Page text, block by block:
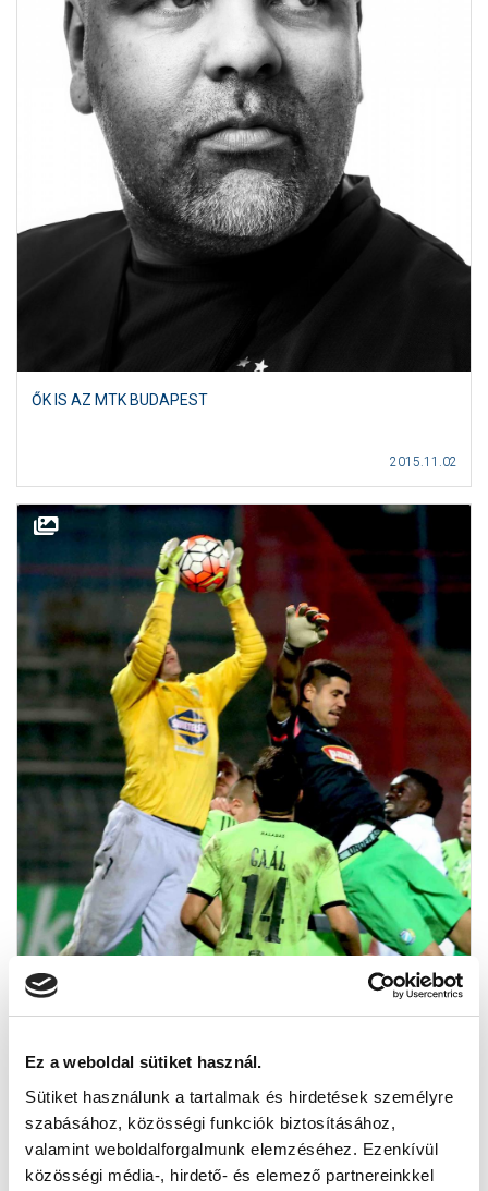
Ez a weboldal sütiket használ.
Sütiket használunk a tartalmak és hirdetések személyre
szabásához, közösségi funkciók biztosításához,
valamint weboldalforgalmunk elemzéséhez. Ezenkívül
közösségi média-, hirdető- és elemező partnereinkkel
ŐK IS AZ MTK BUDAPEST
2015.11.02
MTK BUDAPEST - SZOMBATHELYI HALADÁS